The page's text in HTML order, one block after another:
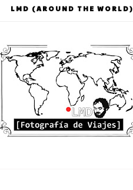
LMD (AROUND THE WORLD)